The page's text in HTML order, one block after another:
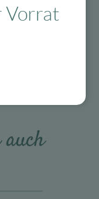
Vorrat